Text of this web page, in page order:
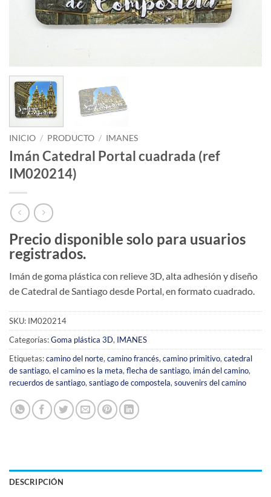
INICIO / PRODUCTO / IMANES
Imán Catedral Portal cuadrada (ref
IM020214)
Precio disponible solo para usuarios
registrados.
Imán de goma plástica con relieve 3D, alta adhesión y diseño
de Catedral de Santiago desde Portal, en formato cuadrado.
SKU: IM020214
Categorías:Goma plástica 3D, IMANES
Etiquetas:camino del norte, camino francés, camino primitivo, catedral
de santiago, el camino es la meta, flecha de santiago, imán del camino,
recuerdos de santiago, santiago de compostela, souvenirs del camino
DESCRIPCIÓN